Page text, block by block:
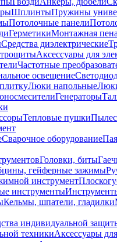
ШплинтыПружины
Потолочные панели
ГерметикиМонтажная пена
Средства диэлектрические
Аксессуары для
Частотные
освещение
Люки напольные
Генераторы
Тепловые пушки
Сварочное оборудование
Головки, биты
гейферные зажимы
инструмент
инструменты
Кельмы, шпатели, гладилки
индивидуальной
техникиАксессуары